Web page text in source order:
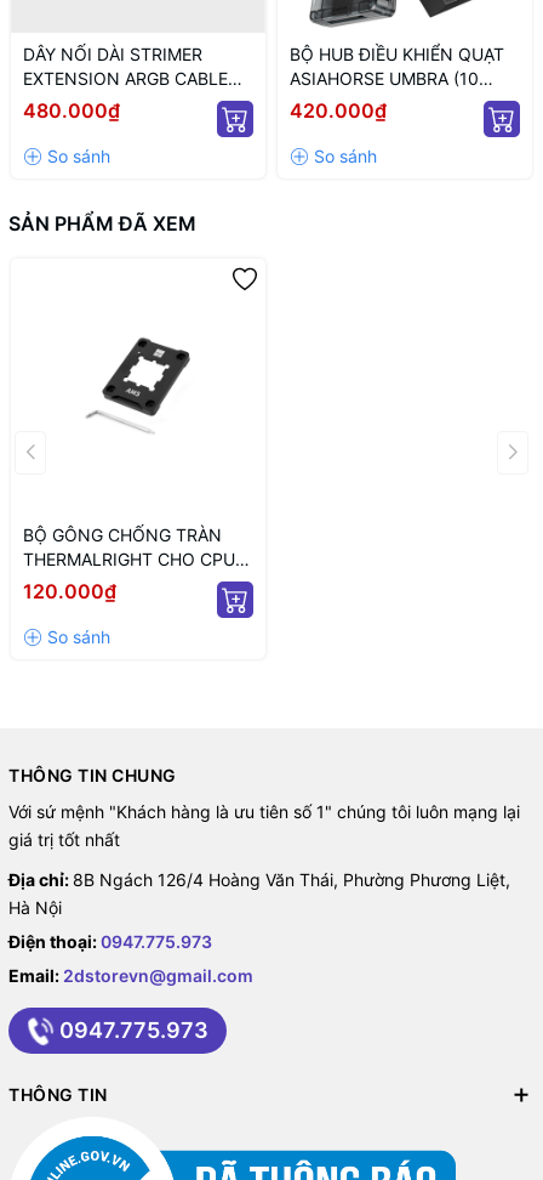
DÂY NỐI DÀI STRIMER
EXTENSION ARGB CABLE
12+4 TO 12P+4P WHITE
(MÀU TRẮNG/ 12VHPWR)
480.000₫
BỘ HUB ĐIỀU KHIỂN QUẠT
ASIAHORSE UMBRA (10
CỔNG KẾT NỐI PWM VÀ 5V
ARGB/ NGUỒN SATA)
420.000₫
SẢN PHẨM ĐÃ XEM
BỘ GÔNG CHỐNG TRÀN
THERMALRIGHT CHO CPU
AMD SOCKET AM5 BLACK
(MÀU ĐEN)
120.000₫
THÔNG TIN CHUNG
Với sứ mệnh "Khách hàng là ưu tiên số 1" chúng tôi luôn mạng lại
giá trị tốt nhất
Địa chỉ: 8B Ngách 126/4 Hoàng Văn Thái, Phường Phương Liệt,
Hà Nội
Điện thoại:0947.775.973
Email: 2dstorevn@gmail.com
0947.775.973
THÔNG TIN